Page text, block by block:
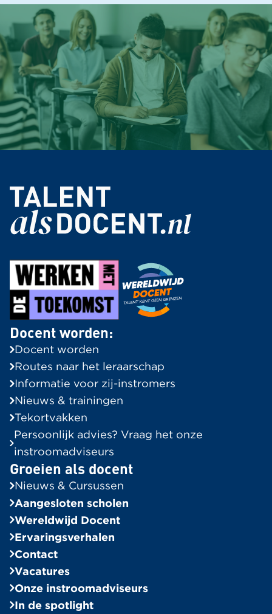
Docent worden:
Docent worden
Routes naar het leraarschap
Informatie voor zij-instromers
Nieuws & trainingen
Tekortvakken
Persoonlijk advies? Vraag het onze
instroomadviseurs
Groeien als docent
Nieuws & Cursussen
Aangesloten scholen
Wereldwijd Docent
Ervaringsverhalen
Contact
Vacatures
Onze instroomadviseurs
In de spotlight